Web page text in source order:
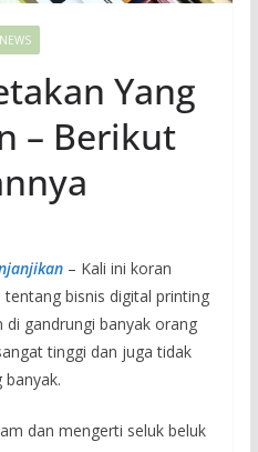
NEWS
Yang
– Berikut
– Kali ini koran
bisnis digital printing
gandrungi banyak orang
tinggi dan juga tidak
dan mengerti seluk beluk